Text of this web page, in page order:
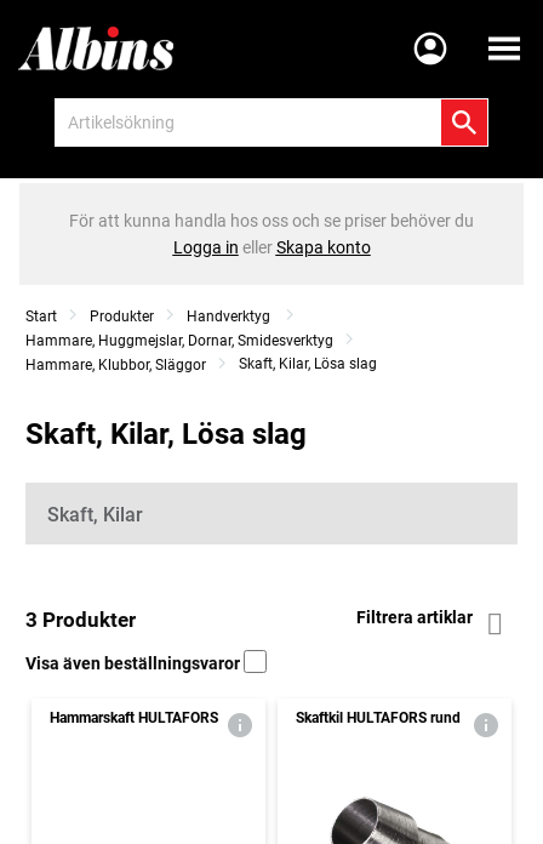
Meny
För att kunna handla hos oss och se priser behöver du
Logga in ellerSkapa konto
Start Produkter
Handverktyg
Hammare, Huggmejslar, Dornar, Smidesverktyg
Hammare, Klubbor, Släggor
Skaft, Kilar, Lösa slag
Skaft, Kilar, Lösa slag
Kategorier
Skaft, Kilar
3 Produkter Filtrera artiklar
Visa även beställningsvaror
Hammarskaft HULTAFORS Skaftkil HULTAFORS rund